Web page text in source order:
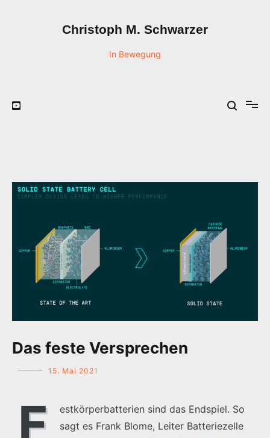
Christoph M. Schwarzer
In Bewegung
Das feste Versprechen
15. Mai 2021
F
estkörperbatterien sind das Endspiel. So
sagt es Frank Blome, Leiter Batteriezelle